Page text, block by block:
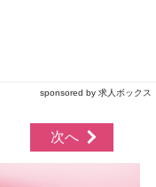
sponsored by 求人ボックス
次へ